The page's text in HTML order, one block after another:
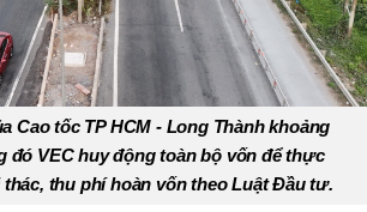
Cao tốc TP HCM - Long Thành khoảng
đó VEC huy động toàn bộ vốn để thực
thu phí hoàn vốn theo Luật Đầu tư.